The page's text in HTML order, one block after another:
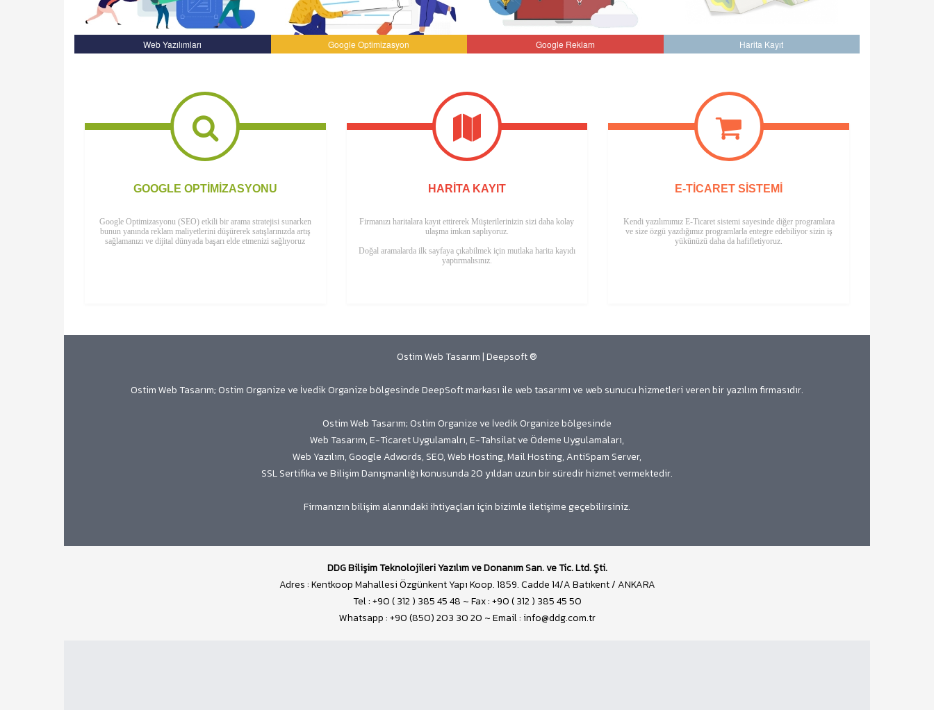
Web Yazılımları Google Optimizasyon Google Reklam Harita Kayıt
GOOGLE OPTIMIZASYONU
Google Optimizasyonu (SEO) etkili bir arama stratejisi sunarken
bunun yanında reklam maliyetlerini düşürerek satışlarınızda artış
sağlamanızı ve dijital dünyada başarı elde etmenizi sağlıyoruz
HARITA KAYIT
Firmanızı haritalara kayıt ettirerek Müşterilerinizin sizi daha kolay
ulaşma imkan saplıyoruz.
Doğal aramalarda ilk sayfaya çıkabilmek için mutlaka harita kayıdı
yaptırmalısınız.
E-TICARET SISTEMI
Kendi yazılımımız E-Ticaret sistemi sayesinde diğer programlara
ve size özgü yazdığımız programlarla entegre edebiliyor sizin iş
yükünüzü daha da hafifletiyoruz.
Ostim Web Tasarım | Deepsoft ®
Ostim Web Tasarım; Ostim Organize ve İvedik Organize bölgesinde DeepSoft markası ile web tasarımı ve web sunucu hizmetleri veren bir yazılım firmasıdır.
Ostim Web Tasarım; Ostim Organize ve İvedik Organize bölgesinde
Web Tasarım, E-Ticaret Uygulamalrı, E-Tahsilat ve Ödeme Uygulamaları,
Web Yazılım, Google Adwords, SEO, Web Hosting, Mail Hosting, AntiSpam Server,
SSL Sertifika ve Bilişim Danışmanlığı konusunda 20 yıldan uzun bir süredir hizmet vermektedir.
Firmanızın bilişim alanındaki ihtiyaçları için bizimle iletişime geçebilirsiniz.
DDG Bilişim Teknolojileri Yazılım ve Donanım San. ve Tic. Ltd. Şti.
Adres : Kentkoop Mahallesi Özgünkent Yapı Koop. 1859. Cadde 14/A Batıkent / ANKARA
Tel : +90 ( 312 ) 385 45 48 ~ Fax : +90 ( 312 ) 385 45 50
Whatsapp : +90 (850) 203 30 20 ~ Email : info@ddg.com.tr